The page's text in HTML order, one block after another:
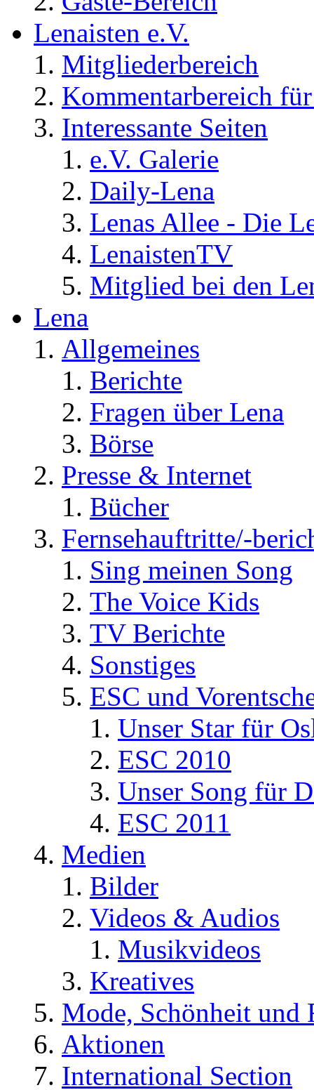
Lenaisten e.V.
Mitgliederbereich
Kommentarbereich
Interessante Seiten
e.V. Galerie
Daily-Lena
Lenas Allee - Die
LenaistenTV
Mitglied bei den
Lena
Allgemeines
Berichte
Fragen über Lena
Börse
Presse & Internet
Bücher
Fernsehauftritte/-
Sing meinen Song
The Voice Kids
TV Berichte
Sonstiges
ESC und
Unser Star für
ESC 2010
Unser Song für
ESC 2011
Medien
Bilder
Videos & Audios
Musikvideos
Kreatives
Mode, Schönheit und
Aktionen
International Section